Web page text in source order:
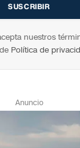
nuestros
Política de
Anuncio